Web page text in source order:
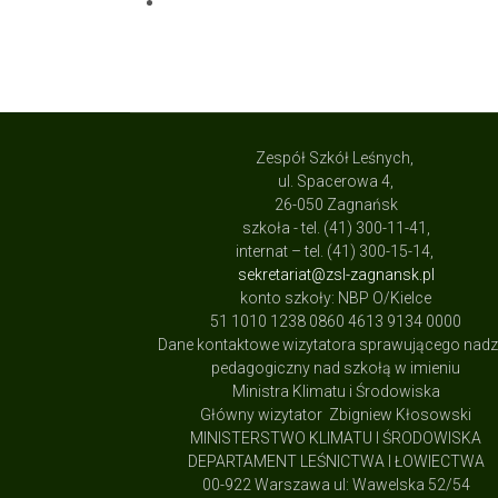
Zespół Szkół Leśnych,
ul. Spacerowa 4,
26-050 Zagnańsk
szkoła - tel. (41) 300-11-41,
internat – tel. (41) 300-15-14,
sekretariat@zsl-zagnansk.pl
konto szkoły: NBP O/Kielce
51 1010 1238 0860 4613 9134 0000
Dane kontaktowe wizytatora sprawującego
pedagogiczny nad szkołą w imieniu
Ministra Klimatu i Środowiska
Główny wizytator Zbigniew Kłosowski
MINISTERSTWO KLIMATU I ŚRODOWISKA
DEPARTAMENT LEŚNICTWA I ŁOWIECTWA
00-922 Warszawa ul: Wawelska 52/54